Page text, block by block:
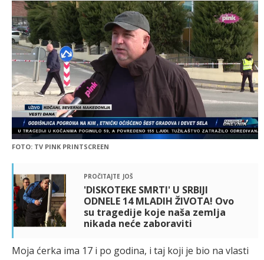
FOTO: TV PINK PRINTSCREEN
pročitajte još
'DISKOTEKE SMRTI' U SRBIJI
ODNELE 14 MLADIH ŽIVOTA! Ovo
su tragedije koje naša zemlja
nikada neće zaboraviti
Moja ćerka ima 17 i po godina, i taj koji je bio na vlasti